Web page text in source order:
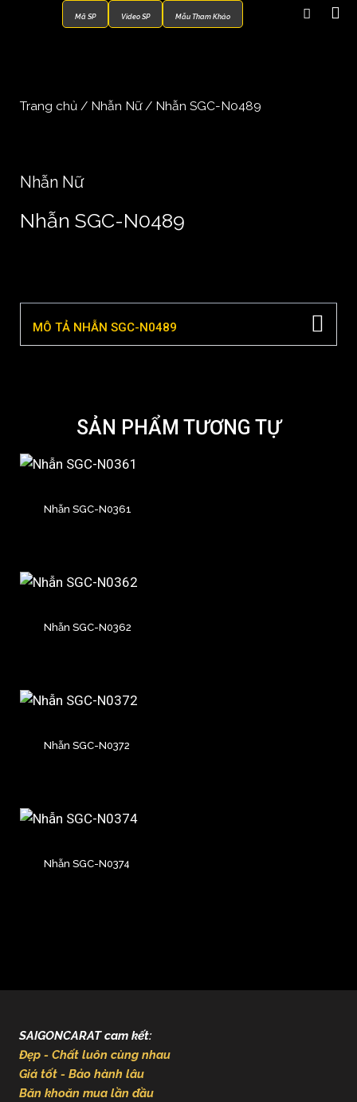
Mã SP Video SP Mẫu Tham Khảo
Trang chủ / Nhẫn Nữ/ Nhẫn SGC-N0489
Nhẫn Nữ
Nhẫn SGC-N0489
MÔ TẢ NHẪN SGC-N0489
SẢN PHẨM TƯƠNG TỰ
Nhẫn SGC-N0361
Nhẫn SGC-N0362
Nhẫn SGC-N0372
Nhẫn SGC-N0374
SAIGONCARAT cam kết:
Đẹp - Chất luôn cùng nhau
Giá tốt - Bảo hành lâu
Băn khoăn mua lần đầu